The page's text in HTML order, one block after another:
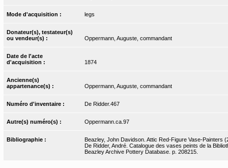
Mode d'acquisition : legs
Donateur(s), testateur(s)
ou vendeur(s) :
Oppermann, Auguste, commandant
Date de l'acte
d'acquisition :
1874
Ancienne(s)
appartenance(s) :
Oppermann, Auguste, commandant
Numéro d'inventaire : De Ridder.467
Autre(s) numéro(s) : Oppermann.ca.97
Bibliographie :
Beazley, John Davidson. Attic Red-Figure Vase-Painters
De Ridder, André. Catalogue des vases peints de la
Beazley Archive Pottery Database. p. 208215.